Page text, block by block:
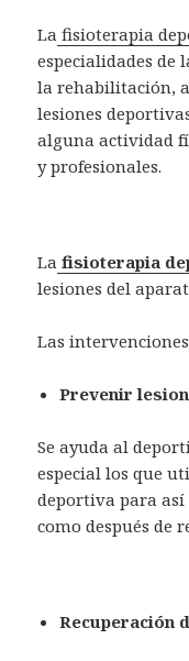
La fisioterapia
especialidades de
la rehabilitación,
lesiones
alguna actividad
y profesionales.
La fisioterapia
lesiones del
Las
Prevenir
Se ayuda al
especial los que
deportiva para
como después de
Recuperación